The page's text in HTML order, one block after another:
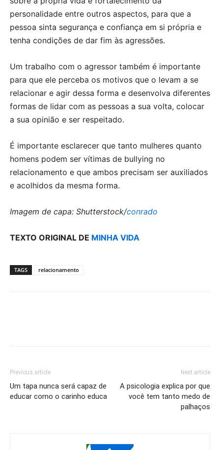
personalidade entre outros aspectos, para que a
pessoa sinta segurança e confiança em si própria e
tenha condições de dar fim às agressões.
Um trabalho com o agressor também é importante
para que ele perceba os motivos que o levam a se
relacionar e agir dessa forma e desenvolva diferentes
formas de lidar com as pessoas a sua volta, colocar
a sua opinião e ser respeitado.
É importante esclarecer que tanto mulheres quanto
homens podem ser vítimas de bullying no
relacionamento e que ambos precisam ser auxiliados
e acolhidos da mesma forma.
Imagem de capa: Shutterstock/conrado
TEXTO ORIGINAL DE MINHA VIDA
TAGS relacionamento
Previous article
Um tapa nunca será capaz de
educar como o carinho educa
Next article
A psicologia explica por que
você tem tanto medo de
palhaços